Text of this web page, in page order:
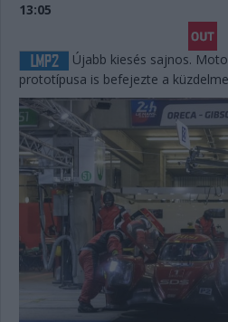
13:05
Újabb kiesés sajnos.
prototípusa is befejezte a